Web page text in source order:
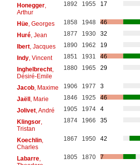
Honegger,
Arthur
1892 1955 17
Hüe, Georges 1858 1948
46
Huré, Jean 1877 1930
32
Ibert, Jacques 1890 1962
19
Indy, Vincent 1851 1931
46
Inghelbrecht,
Désiré-Emile
1880 1965 29
Jacob, Maxime 1906 1977
3
Jaëll , Marie 1846 1925
46
Jolivet, André 1905 1974
4
Klingsor,
Tristan
1874 1966 35
Koechlin,
Charles
1867 1950 42
Labarre,
1805 1870 7